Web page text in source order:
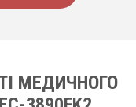
МЕДИЧНОГО